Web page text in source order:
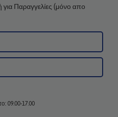
Παραγγελίες (μόνο απο
09.00-17.00